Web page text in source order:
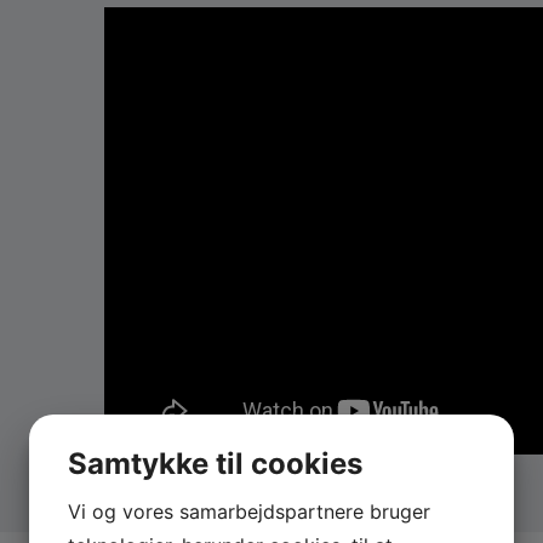
Samtykke til cookies
Vi og vores samarbejdspartnere bruger